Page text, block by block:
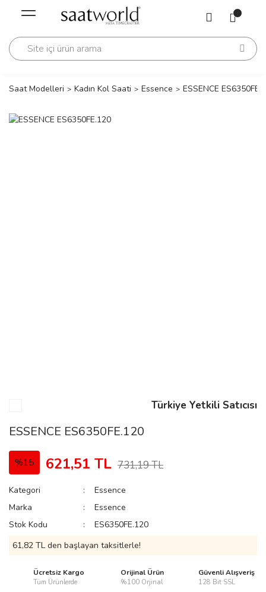
Geri Dön
Geri Dön
Saat Modelleri Kadın Kol Saati Essence ESSENCE
Türkiye Yetkili Satıcısı
ESSENCE ES6350FE.120
%15 621,51 TL 731,19 TL
Kategori
Essence
Marka
Essence
Stok Kodu
ES6350FE.120
61,82 TL den başlayan taksitlerle!
Ücretsiz Kargo
Tüm Ürünlerde
Orijinal Ürün
%100 Orjinal
Güvenli Alışveriş
128 Bit SSL